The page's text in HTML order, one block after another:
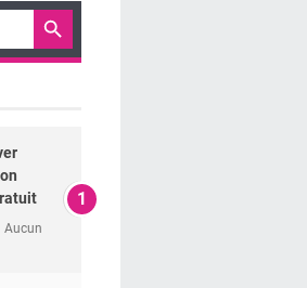
Aucun